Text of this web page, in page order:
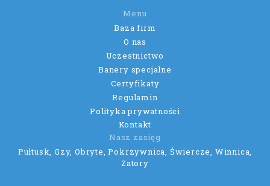
Menu
Baza firm
O nas
Uczestnictwo
Banery specjalne
Certyfikaty
Regulamin
Polityka prywatności
Kontakt
Nasz zasięg
Pułtusk, Gzy, Obryte, Pokrzywnica, Świercze, Winnica,
Zatory